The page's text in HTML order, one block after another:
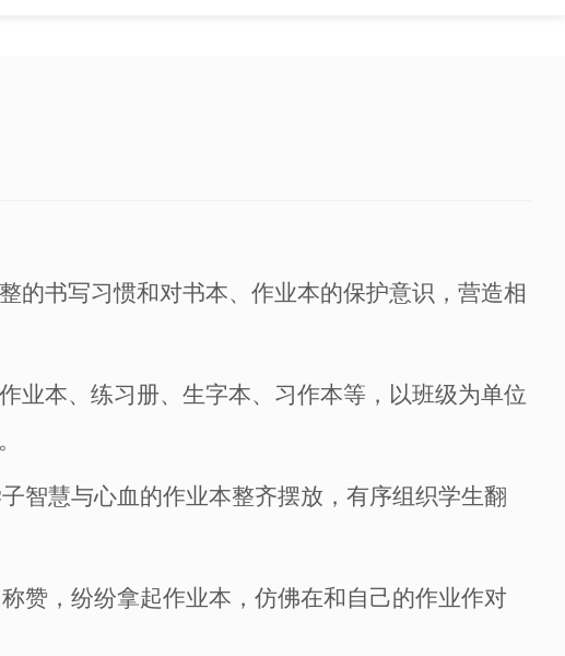
的书写习惯和对书本、作业本的保护意识，营造相
业本、练习册、生字本、习作本等，以班级为单位
智慧与心血的作业本整齐摆放，有序组织学生翻
赞，纷纷拿起作业本，仿佛在和自己的作业作对